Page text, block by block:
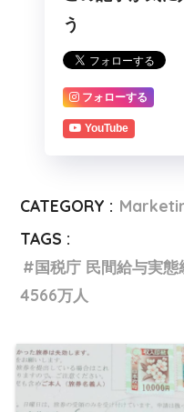
う
フォローする
YouTube
CATEGORY :
TAGS :
国税庁 民間給与実
4566万人